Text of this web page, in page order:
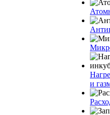
и